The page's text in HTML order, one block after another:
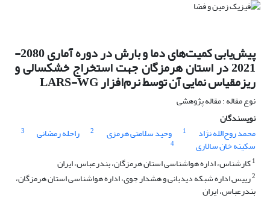
پیش‌یابی کمیت‌های دما و بارش در دوره آماری 2080-
2021 در استان هرمزگان جهت استخراج خشکسالی و
ریزمقیاس نمایی آن توسط نرم‌افزار LARS-WG
نوع مقاله : مقاله پژوهشی
نویسندگان
محمد روح‌الله نژاد
1 وحید سلامتی هرمزی 2 راحله رمضانی 3
سکینه خان سالاری
4
1کارشناس، اداره هواشناسی استان هرمزگان، بندرعباس، ایران
2رییس اداره شبکه دیدبانی و هشدار جوی، اداره هواشناسی استان هرمزگان،
بندرعباس، ایران